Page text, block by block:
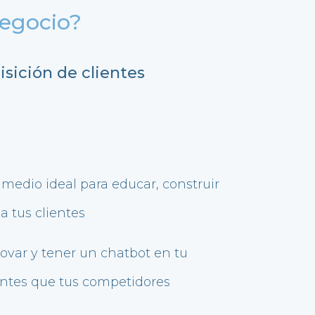
de clientes
ideal para educar, construir
tus clientes
y tener un chatbot en tu
que tus competidores